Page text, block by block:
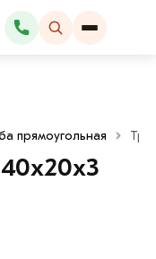
прямоугольная